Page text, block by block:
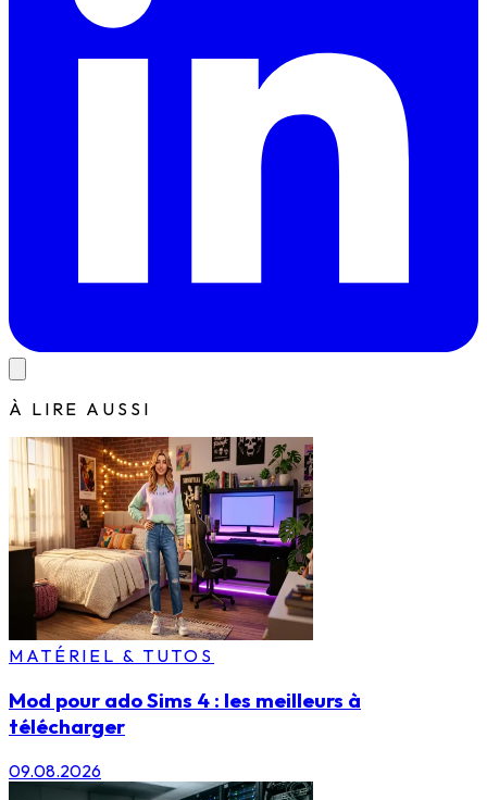
À LIRE AUSSI
MATÉRIEL & TUTOS
Mod pour ado Sims 4 : les meilleurs à
télécharger
09.08.2026